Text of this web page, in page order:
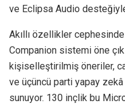
ve Eclipsa Audio
Akıllı özellikler
Companion sistemi öne
kişiselleştirilmiş öneriler,
ve üçüncü parti yapay
sunuyor. 130 inçlik bu